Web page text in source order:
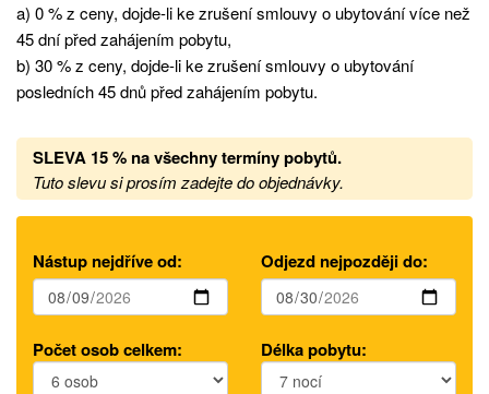
a) 0 % z ceny, dojde-li ke zrušení smlouvy o ubytování více než
45 dní před zahájením pobytu,
b) 30 % z ceny, dojde-li ke zrušení smlouvy o ubytování
posledních 45 dnů před zahájením pobytu.
SLEVA 15 % navšechny termíny pobytů.
Tuto slevu si prosím zadejte do objednávky.
Nástup nejdříve od: Odjezd nejpozději do:
Počet osob celkem: Délka pobytu: